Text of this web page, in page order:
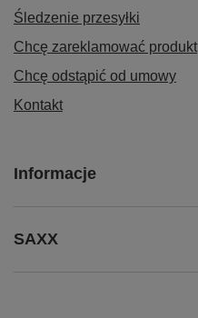
Śledzenie przesyłki
Chcę zareklamować produkt
Chcę odstąpić od umowy
Kontakt
Informacje
SAXX